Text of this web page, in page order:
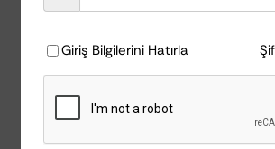
Ayrıntılar
Giriş Bilgilerini Hatırla